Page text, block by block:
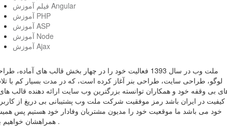
فیلم آموزش Angular
آموزش PHP
آموزش ASP
آموزش Node
آموزش Ajax
ملت وب در سال 1393 فعالیت خود را در چهار بخش قالب های آماده،
لوگو، طراحی سایت، طراحی بنر آغاز کرده است، که در مدت بسیار کم با
بی وقفه خود و همکاران توانسته بزرگترین وب سایت ارائه دهنده قالب
کیفیت در ایران باشد رمز موفقیت شرکت ملت وب پشتیبانی بی دریغ از
خود می باشد ما موقعیت خود را مدیون مشتریان وفادار خود هستیم پس
همراهشان خواهیم بود .